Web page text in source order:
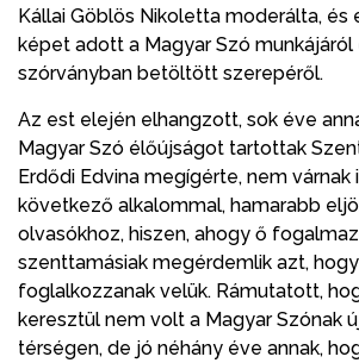
Kállai Göblös Nikoletta moderálta, és
képet adott a Magyar Szó munkájáról
szórványban betöltött szerepéről.
Az est elején elhangzott, sok éve
Magyar Szó élőújságot tartottak
Erdődi Edvina megígérte, nem várnak
következő alkalommal, hamarabb
olvasókhoz, hiszen, ahogy ő
szenttamásiak megérdemlik azt,
foglalkozzanak velük. Rámutatott,
keresztül nem volt a Magyar Szónak
térségen, de jó néhány éve annak,